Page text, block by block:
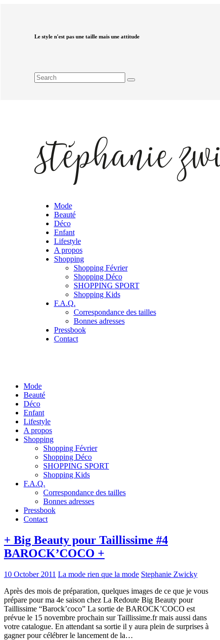
Le style n'est pas une taille mais une attitude
Mode
Beauté
Déco
Enfant
Lifestyle
A propos
Shopping
Shopping Février
Shopping Déco
SHOPPING SPORT
Shopping Kids
F.A.Q.
Correspondance des tailles
Bonnes adresses
Pressbook
Contact
Mode
Beauté
Déco
Enfant
Lifestyle
A propos
Shopping
Shopping Février
Shopping Déco
SHOPPING SPORT
Shopping Kids
F.A.Q.
Correspondance des tailles
Bonnes adresses
Pressbook
Contact
+ Big Beauty pour Taillissime #4
BAROCK’COCO +
10 October 2011 La mode rien que la mode Stephanie Zwicky
Après des mois de préparation, quelques images de ce que je vous
prépare pour ma 4e saison chez La Redoute Big Beauty pour
Taillissime “Barock’coco” La sortie de BAROCK’COCO est
prévue le 15 novembre prochain sur Taillissime.fr mais aussi dans
votre catalogue. En attendant sa sortie il y aura plein de surprises à
gagner pour célébrer le lancement de la…